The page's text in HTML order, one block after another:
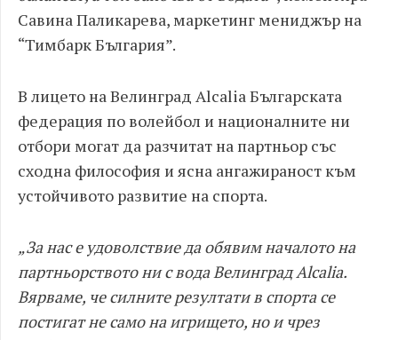
Савина Паликарева, маркетинг мениджър на
“Тимбарк България”.
В лицето на Велинград Alcalia Българската
федерация по волейбол и националните ни
отбори могат да разчитат на партньор със
сходна философия и ясна ангажираност към
устойчивото развитие на спорта.
„За нас е удоволствие да обявим началото на
партньорството ни с вода Велинград Alcalia.
Вярваме, че силните резултати в спорта се
постигат не само на игрището, но и чрез